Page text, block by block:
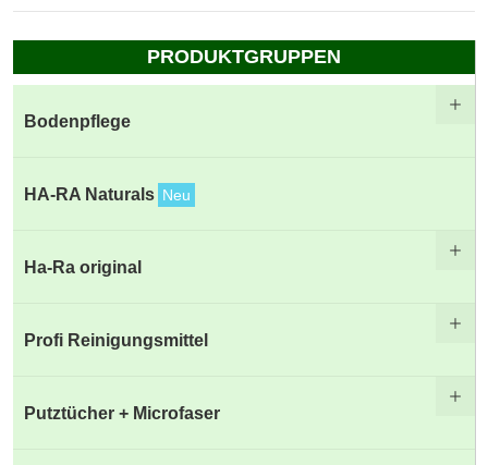
PRODUKTGRUPPEN
Bodenpflege
HA-RA Naturals Neu
Ha-Ra original
Profi Reinigungsmittel
Putztücher + Microfaser